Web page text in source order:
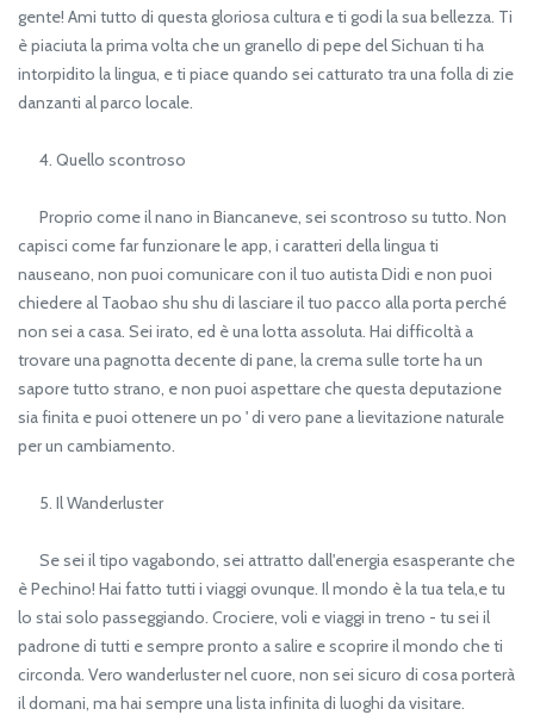
gente! Ami tutto di questa gloriosa cultura e ti godi la sua bellezza. Ti
è piaciuta la prima volta che un granello di pepe del Sichuan ti ha
intorpidito la lingua, e ti piace quando sei catturato tra una folla di zie
danzanti al parco locale.
4. Quello scontroso
Proprio come il nano in Biancaneve, sei scontroso su tutto. Non
capisci come far funzionare le app, i caratteri della lingua ti
nauseano, non puoi comunicare con il tuo autista Didi e non puoi
chiedere al Taobao shu shu di lasciare il tuo pacco alla porta perché
non sei a casa. Sei irato, ed è una lotta assoluta. Hai difficoltà a
trovare una pagnotta decente di pane, la crema sulle torte ha un
sapore tutto strano, e non puoi aspettare che questa deputazione
sia finita e puoi ottenere un po ' di vero pane a lievitazione naturale
per un cambiamento.
5. Il Wanderluster
Se sei il tipo vagabondo, sei attratto dall'energia esasperante che
è Pechino! Hai fatto tutti i viaggi ovunque. Il mondo è la tua tela,e tu
lo stai solo passeggiando. Crociere, voli e viaggi in treno - tu sei il
padrone di tutti e sempre pronto a salire e scoprire il mondo che ti
circonda. Vero wanderluster nel cuore, non sei sicuro di cosa porterà
il domani, ma hai sempre una lista infinita di luoghi da visitare.